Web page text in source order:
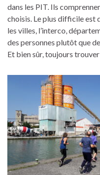
dans les PIT. Ils
choisis. Le plus difficile est
les villes, l’interco,
des personnes plutôt que
Et bien sûr, toujours